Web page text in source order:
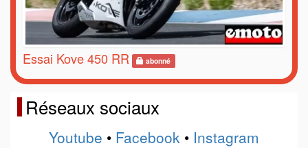
Essai Kove 450 RR abonné
Réseaux sociaux
Youtube • Facebook • Instagram